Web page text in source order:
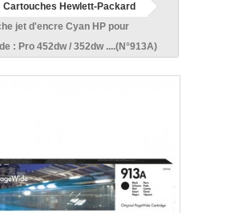
Cartouches Hewlett-Packard
jet d'encre Cyan HP pour
: Pro 452dw / 352dw ....(N°913A)